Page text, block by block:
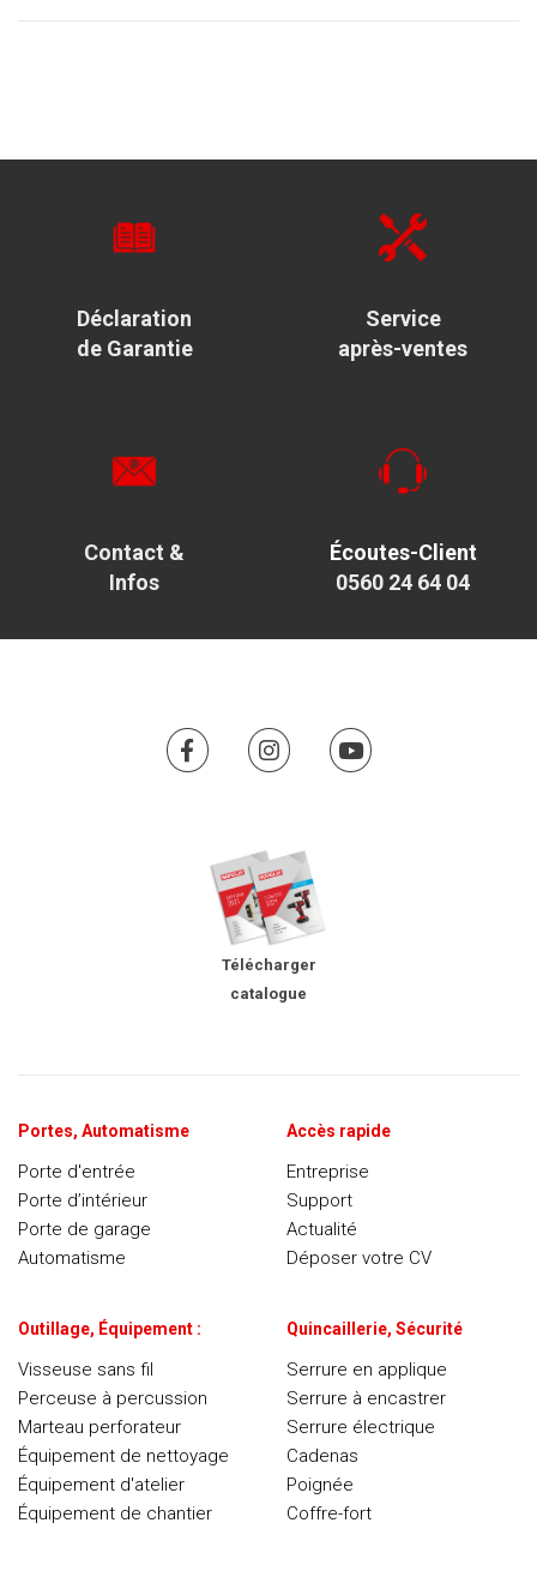
Déclaration
de Garantie
Service
après-ventes
Contact &
Infos
Écoutes-Client
0560 24 64 04
Télécharger
catalogue
Portes, Automatisme
Porte d'entrée
Porte d’intérieur
Porte de garage
Automatisme
Accès rapide
Entreprise
Support
Actualité
Déposer votre CV
Outillage, Équipement :
Visseuse sans fil
Perceuse à percussion
Marteau perforateur
Équipement de nettoyage
Équipement d'atelier
Équipement de chantier
Quincaillerie, Sécurité
Serrure en applique
Serrure à encastrer
Serrure électrique
Cadenas
Poignée
Coffre-fort